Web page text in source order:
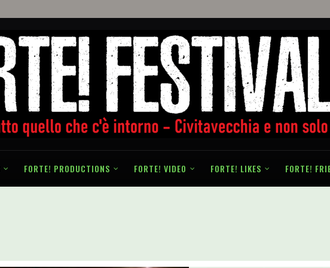
FORTE! PRODUCTIONS FORTE! VIDEO FORTE! LIKES FORTE!